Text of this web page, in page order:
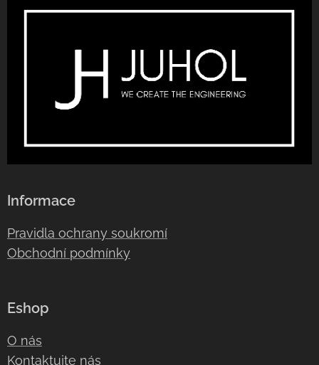
Informace
Pravidla ochrany soukromí
Obchodní podmínky
Eshop
O nás
Kontaktujte nás